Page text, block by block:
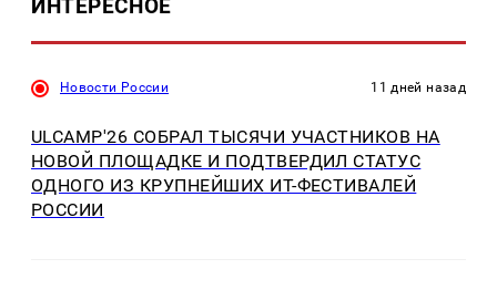
ИНТЕРЕСНОЕ
Новости России 11 дней назад
ULCAMP'26 СОБРАЛ ТЫСЯЧИ УЧАСТНИКОВ НА
НОВОЙ ПЛОЩАДКЕ И ПОДТВЕРДИЛ СТАТУС
ОДНОГО ИЗ КРУПНЕЙШИХ ИТ-ФЕСТИВАЛЕЙ
РОССИИ